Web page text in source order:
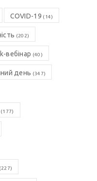
COVID-19 (14)
(202)
вебінар (40)
день (347)
(177)
(227)